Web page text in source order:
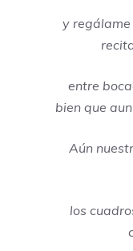
y regálame un
entre
bien que
Aún nuestras
los cuadros